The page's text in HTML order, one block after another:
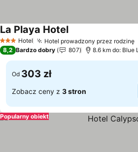
3 Kategoria
Hotel Hotel prowadzony przez rodzinę
La Playa Hotel
8,2 Bardzo dobry 807 8.6 km do: Blue
Od 303 zł
Zobacz ceny z 3 stron
Popularny obiekt